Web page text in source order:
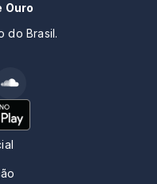
Ouro
do Brasil.